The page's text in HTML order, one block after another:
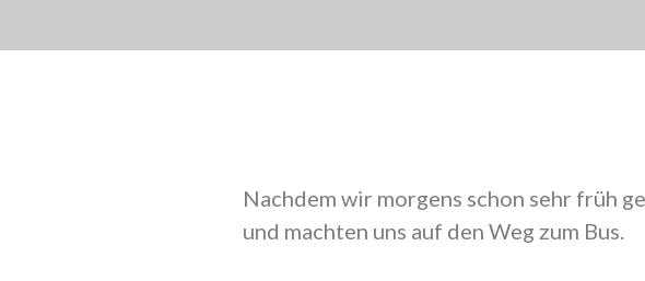
Nachdem wir morgens schon sehr früh
und machten uns auf den Weg zum Bus.